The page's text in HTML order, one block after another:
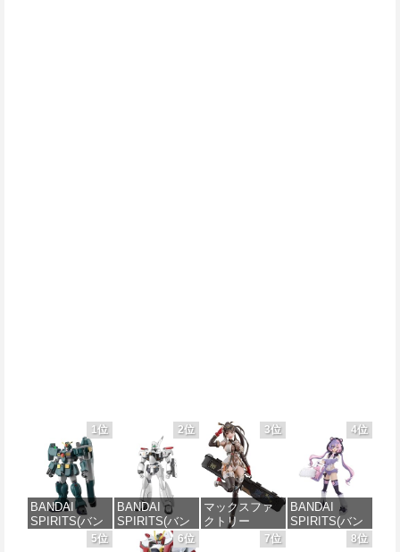
1位
BANDAI
SPIRITS(バン
ダイ スピリッ
2位
BANDAI
SPIRITS(バン
ダイ スピリッ
3位
マックスファ
クトリー
4位
BANDAI
SPIRITS(バン
ダイ スピリッ
5位 6位 7位 8位